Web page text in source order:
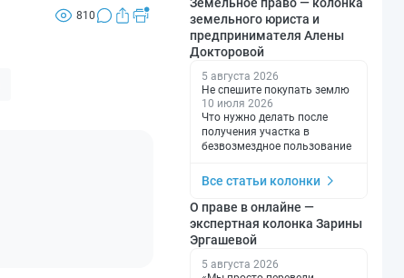
810
земельного юриста и
предпринимателя Алены
Докторовой
5 августа 2026
Не спешите покупать землю
10 июля 2026
Что нужно делать после
получения участка в
безвозмездное пользование
Все статьи колонки
О праве в онлайне —
экспертная колонка Зарины
Эргашевой
5 августа 2026